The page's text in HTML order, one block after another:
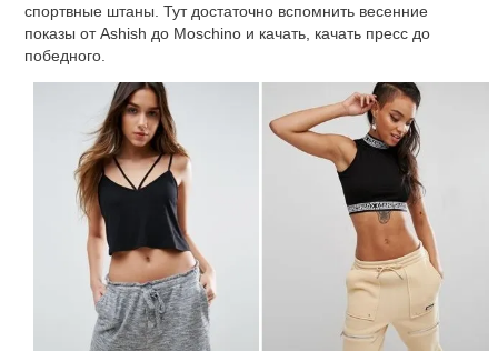
спортвные штаны. Тут достаточно вспомнить весенние
показы от Ashish до Moschino и качать, качать пресс до
победного.